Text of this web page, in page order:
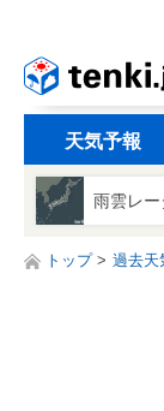
天気予報
雨雲レー
トップ 過去天